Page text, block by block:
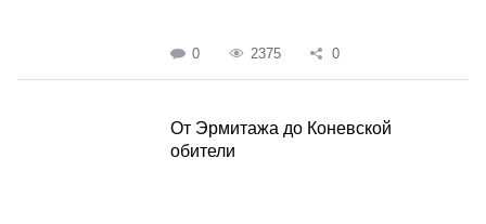
0 2375 0
От Эрмитажа до Коневской
обители